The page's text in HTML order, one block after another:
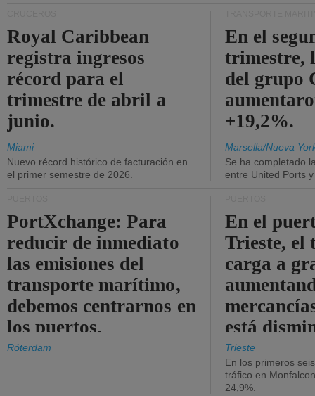
Royal Caribbean
registra ingresos
récord para el
trimestre de abril a
junio.
Miami
Nuevo récord histórico de facturación en
el primer semestre de 2026.
En el
trimestre,
del grupo
+19,2%.
Marsella/Nueva
Se ha completado
entre United Ports
PortXchange: Para
reducir de inmediato
las emisiones del
transporte marítimo,
debemos centrarnos en
los puertos.
Róterdam
En el
Trieste, el
carga a
está
Trieste
En los primeros
tráfico en
24,9%.